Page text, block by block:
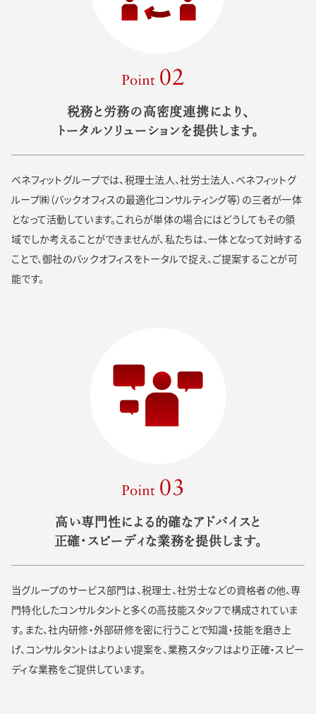
Point 02
税務と労務の高密度連携により、
トータルソリューションを提供します。
ベネフィットグループでは、税理士法人、社労士法人、ベネフィットグ
ループ㈱（バックオフィスの最適化コンサルティング等）の三者が一体
となって活動しています。これらが単体の場合にはどうしてもその領
域でしか考えることができませんが、私たちは、一体となって対峙する
ことで、御社のバックオフィスをトータルで捉え、ご提案することが可
能です。
Point 03
高い専門性による的確なアドバイスと
正確・スピーディな業務を提供します。
当グループのサービス部門は、税理士、社労士などの資格者の他、専
門特化したコンサルタントと多くの高技能スタッフで構成されていま
す。また、社内研修・外部研修を密に行うことで知識・技能を磨き上
げ、コンサルタントはよりよい提案を、業務スタッフはより正確・スピー
ディな業務をご提供しています。